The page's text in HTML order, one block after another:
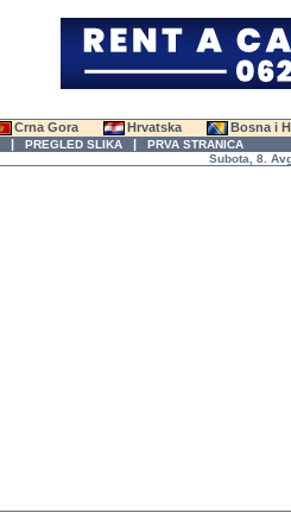
Crna Gora Hrvatska Bosna i
| PREGLED SLIKA | PRVA STRANICA
Subota, 8.